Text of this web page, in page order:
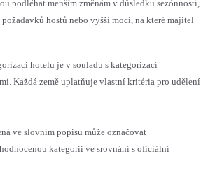
podléhat menším změnám v důsledku sezónnosti,
hostů nebo vyšší moci, na které majitel
hotelu je v souladu s kategorizací
Každá země uplatňuje vlastní kritéria pro udělení
ve slovním popisu může označovat
kategorii ve srovnání s oficiální